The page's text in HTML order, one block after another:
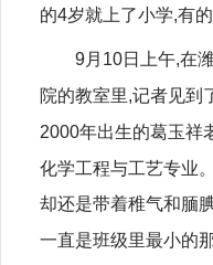
的4岁就上了小学,有
9月10日上午,在
院的教室里,记者见到
2000年出生的葛玉祥
化学工程与工艺专业
却还是带着稚气和腼
一直是班级里最小的